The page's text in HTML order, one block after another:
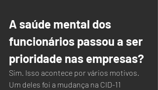
A saúde mental dos
funcionários passou a ser
prioridade nas empresas?
Sim. Isso acontece por vários motivos.
Um deles foi a mudança na CID-11